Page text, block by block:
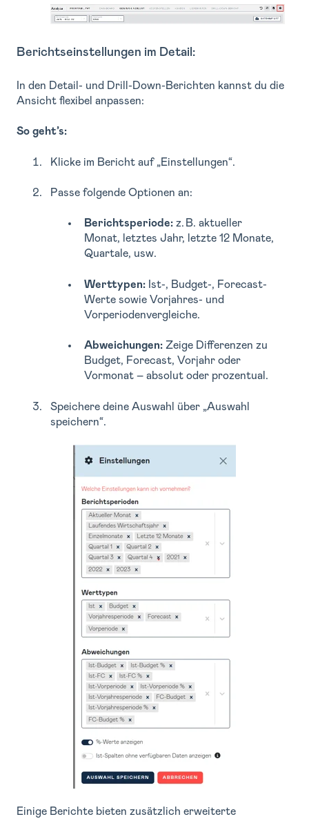
Berichtseinstellungen im Detail:
In den Detail- und Drill-Down-Berichten kannst du die
Ansicht flexibel anpassen:
So geht’s:
Klicke im Bericht auf „Einstellungen“.
Passe folgende Optionen an:
Berichtsperiode: z. B. aktueller
Monat, letztes Jahr, letzte 12 Monate,
Quartale, usw.
Werttypen: Ist-, Budget-, Forecast-
Werte sowie Vorjahres- und
Vorperiodenvergleiche.
Abweichungen: Zeige Differenzen zu
Budget, Forecast, Vorjahr oder
Vormonat – absolut oder prozentual.
Speichere deine Auswahl über „Auswahl
speichern“.
Einige Berichte bieten zusätzlich erweiterte